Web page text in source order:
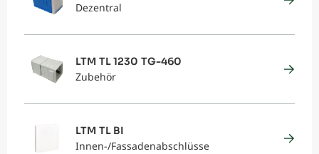
Dezentral
LTM TL 1230 TG-460
Zubehör
LTM TL BI
Innen-/Fassadenabschlüsse